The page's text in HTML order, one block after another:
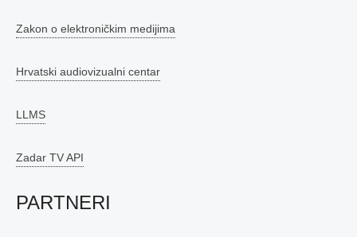
Zakon o elektroničkim medijima
Hrvatski audiovizualni centar
LLMS
Zadar TV API
PARTNERI